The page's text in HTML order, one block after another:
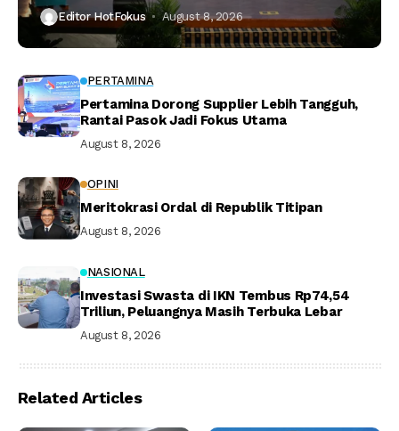
Editor HotFokus August 8, 2026
PERTAMINA
Pertamina Dorong Supplier Lebih Tangguh,
Rantai Pasok Jadi Fokus Utama
August 8, 2026
OPINI
Meritokrasi Ordal di Republik Titipan
August 8, 2026
NASIONAL
Investasi Swasta di IKN Tembus Rp74,54
Triliun, Peluangnya Masih Terbuka Lebar
August 8, 2026
Related Articles